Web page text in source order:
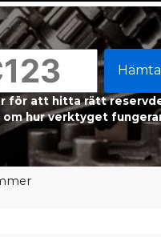
för att hitta rätt
hur verktyget